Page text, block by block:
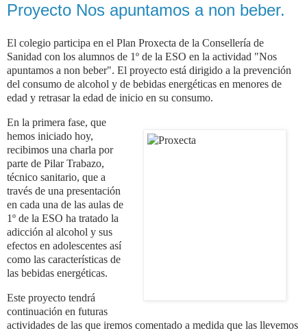
Proyecto Nos apuntamos a non beber.
El colegio participa en el Plan Proxecta de la Consellería de
Sanidad con los alumnos de 1º de la ESO en la actividad "Nos
apuntamos a non beber". El proyecto está dirigido a la prevención
del consumo de alcohol y de bebidas energéticas en menores de
edad y retrasar la edad de inicio en su consumo.
En la primera fase, que
hemos iniciado hoy,
recibimos una charla por
parte de Pilar Trabazo,
técnico sanitario, que a
través de una presentación
en cada una de las aulas de
1º de la ESO ha tratado la
adicción al alcohol y sus
efectos en adolescentes así
como las características de
las bebidas energéticas.
Este proyecto tendrá
continuación en futuras
actividades de las que iremos comentado a medida que las llevemos